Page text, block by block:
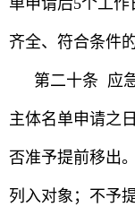
单申请后5个工
齐全、符合条件
第二十条 应
主体名单申请之
否准予提前移出
列入对象；不予